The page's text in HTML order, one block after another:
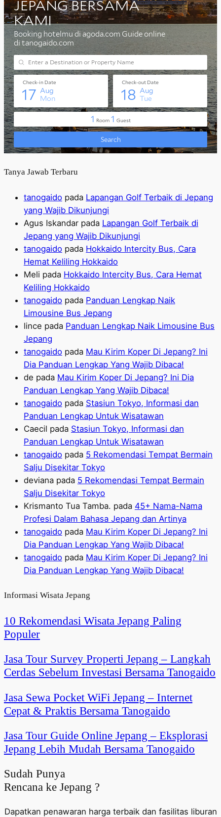
Tanya Jawab Terbaru
tanogaido pada Lapangan Golf Terbaik di Jepang
yang Wajib Dikunjungi
Agus Iskandar pada Lapangan Golf Terbaik di
Jepang yang Wajib Dikunjungi
tanogaido pada Hokkaido Intercity Bus, Cara
Hemat Keliling Hokkaido
Meli pada Hokkaido Intercity Bus, Cara Hemat
Keliling Hokkaido
tanogaido pada Panduan Lengkap Naik
Limousine Bus Jepang
lince pada Panduan Lengkap Naik Limousine Bus
Jepang
tanogaido pada Mau Kirim Koper Di Jepang? Ini
Dia Panduan Lengkap Yang Wajib Dibaca!
de pada Mau Kirim Koper Di Jepang? Ini Dia
Panduan Lengkap Yang Wajib Dibaca!
tanogaido pada Stasiun Tokyo, Informasi dan
Panduan Lengkap Untuk Wisatawan
Caecil pada Stasiun Tokyo, Informasi dan
Panduan Lengkap Untuk Wisatawan
tanogaido pada 5 Rekomendasi Tempat Bermain
Salju Disekitar Tokyo
deviana pada 5 Rekomendasi Tempat Bermain
Salju Disekitar Tokyo
Krismanto Tua Tamba. pada 45+ Nama-Nama
Profesi Dalam Bahasa Jepang dan Artinya
tanogaido pada Mau Kirim Koper Di Jepang? Ini
Dia Panduan Lengkap Yang Wajib Dibaca!
tanogaido pada Mau Kirim Koper Di Jepang? Ini
Dia Panduan Lengkap Yang Wajib Dibaca!
Informasi Wisata Jepang
10 Rekomendasi Wisata Jepang Paling
Populer
Jasa Tour Survey Properti Jepang – Langkah
Cerdas Sebelum Investasi Bersama Tanogaido
Jasa Sewa Pocket WiFi Jepang – Internet
Cepat & Praktis Bersama Tanogaido
Jasa Tour Guide Online Jepang – Eksplorasi
Jepang Lebih Mudah Bersama Tanogaido
Sudah Punya
Rencana ke Jepang ?
Dapatkan penawaran harga terbaik dan fasilitas liburan